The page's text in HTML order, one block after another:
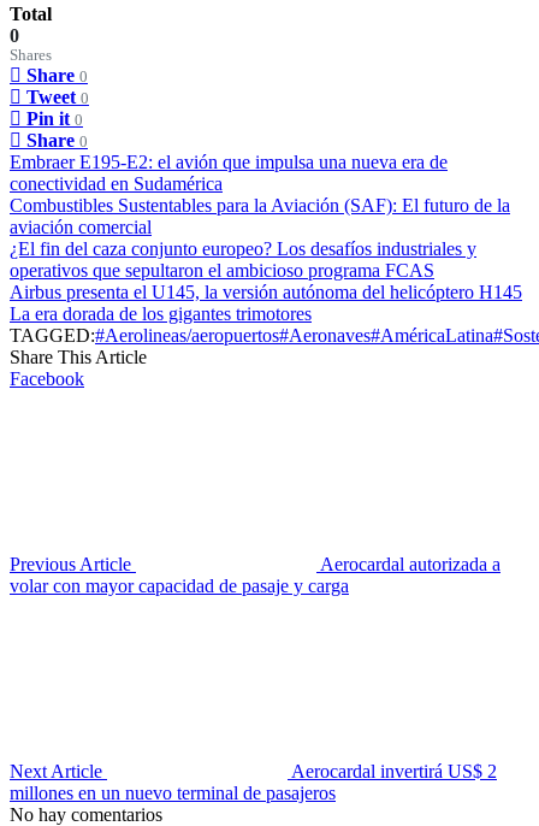
Total
0
Shares
Share 0
Tweet 0
Pin it 0
Share 0
Embraer E195-E2: el avión que impulsa una nueva era de
conectividad en Sudamérica
Combustibles Sustentables para la Aviación (SAF): El futuro de la
aviación comercial
¿El fin del caza conjunto europeo? Los desafíos industriales y
operativos que sepultaron el ambicioso programa FCAS
Airbus presenta el U145, la versión autónoma del helicóptero H145
La era dorada de los gigantes trimotores
TAGGED:#Aerolineas/aeropuertos#Aeronaves#AméricaLatina
Share This Article
Facebook
Previous Article
Aerocardal autorizada a
volar con mayor capacidad de pasaje y carga
Next Article
Aerocardal invertirá US$ 2
millones en un nuevo terminal de pasajeros
No hay comentarios